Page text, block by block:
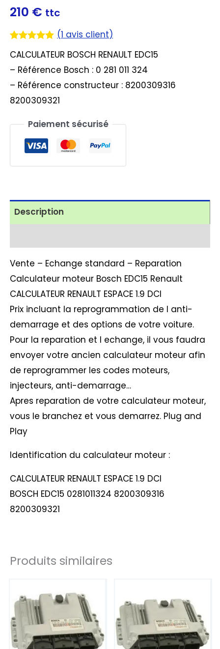
210 € ttc
sur 5
notation
client
(1 avis client)
CALCULATEUR BOSCH RENAULT EDC15
– Référence Bosch : 0 281 011 324
– Référence constructeur : 8200309316
8200309321
Paiement sécurisé
Description
Vente – Echange standard – Reparation
Calculateur moteur Bosch EDC15 Renault
CALCULATEUR RENAULT ESPACE 1.9 DCI
Prix incluant la reprogrammation de l anti-
demarrage et des options de votre voiture.
Pour la reparation et l echange, il vous faudra
envoyer votre ancien calculateur moteur afin
de reprogrammer les codes moteurs,
injecteurs, anti-demarrage…
Apres reparation de votre calculateur moteur,
vous le branchez et vous demarrez. Plug and
Play
Identification du calculateur moteur :
CALCULATEUR RENAULT ESPACE 1.9 DCI
BOSCH EDC15 0281011324 8200309316
8200309321
Produits similaires